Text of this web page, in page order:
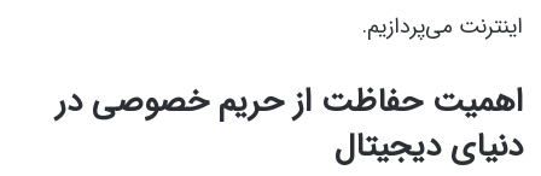
اینترنت می‌پردازیم.
اهمیت حفاظت از حریم خصوصی در
دنیای دیجیتال